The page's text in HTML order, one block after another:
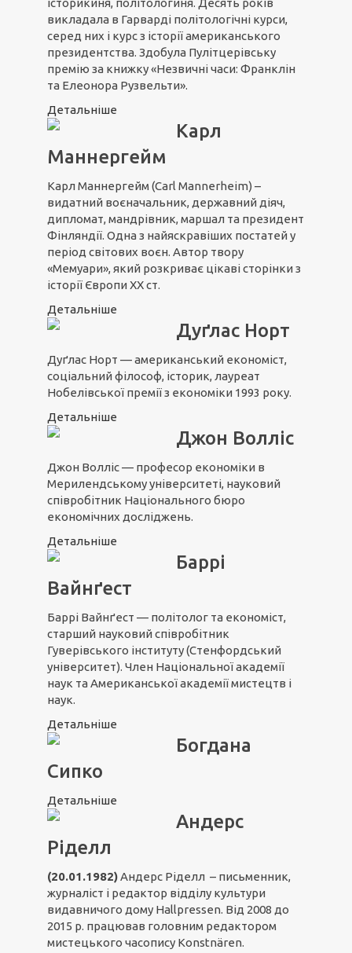
історикиня, політологиня. Десять років
викладала в Гарварді політологічні курси,
серед них і курс з історії американського
президентства. Здобула Пулітцерівську
премію за книжку «Незвичні часи: Франклін
та Елеонора Рузвельти».
Детальніше
Карл
Маннергейм
Карл Маннергейм (Carl Mannerheim) –
видатний воєначальник, державний діяч,
дипломат, мандрівник, маршал та президент
Фінляндії. Одна з найяскравіших постатей у
період світових воєн. Автор твору
«Мемуари», який розкриває цікаві сторінки з
історії Європи XX ст.
Детальніше
Дуґлас Норт
Дуґлас Норт — американський економіст,
соціальний філософ, історик, лауреат
Нобелівської премії з економіки 1993 року.
Детальніше
Джон Волліс
Джон Волліс — професор економіки в
Мерилендському університеті, науковий
співробітник Національного бюро
економічних досліджень.
Детальніше
Баррі
Вайнґест
Баррі Вайнґест — політолог та економіст,
старший науковий співробітник
Гуверівського інституту (Стенфордський
університет). Член Національної академії
наук та Американської академії мистецтв і
наук.
Детальніше
Богдана
Сипко
Детальніше
Андерс
Ріделл
(20.01.1982)Андерс Ріделл – письменник,
журналіст і редактор відділу культури
видавничого дому Hallpressen. Від 2008 до
2015 р. працював головним редактором
мистецького часопису Konstnären.